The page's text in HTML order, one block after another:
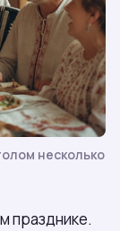
несколько
празднике.